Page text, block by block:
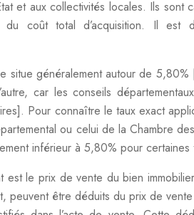
et aux collectivités locales. Ils
coût total d’acquisition. Il est
situe généralement autour de
car les conseils
Pour connaître le taux exact
ou celui de la Chambre
inférieur à 5,80% pour certaines
est le prix de vente du bien
peuvent être déduits du prix de